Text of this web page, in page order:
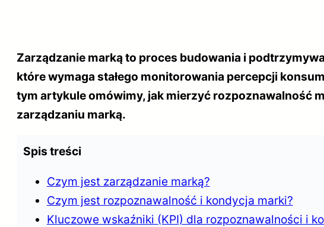
Zarządzanie marką to proces budowania i
które wymaga stałego monitorowania percepcji
tym artykule omówimy, jak mierzyć rozpoznawalność
zarządzaniu marką.
Spis treści
Czym jest zarządzanie marką?
Czym jest rozpoznawalność i kondycja marki?
Kluczowe wskaźniki (KPI) dla rozpoznawalności i